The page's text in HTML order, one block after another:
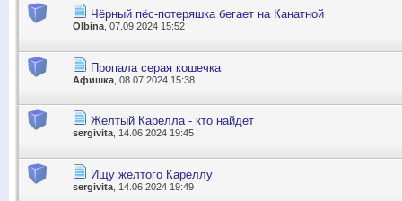
Чёрный пёс-потеряшка бегает на Канатной
Olbina , 07.09.2024 15:52
Пропала серая кошечка
Афишка , 08.07.2024 15:38
Желтый Карелла - кто найдет
sergivita , 14.06.2024 19:45
Ищу желтого Кареллу
sergivita , 14.06.2024 19:49